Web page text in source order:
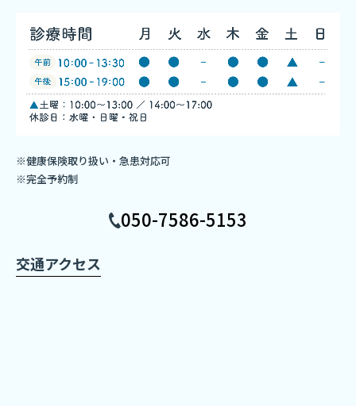
交通アクセス
※健康保険取り扱い・急患対応可
※完全予約制
050-7586-5153